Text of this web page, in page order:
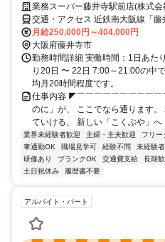
業務スーパー藤井寺駅前店(株式
交通・アクセス 近鉄南大阪線「
月給250,000円～404,000円
大阪府藤井寺市
勤務時間詳細 実働時間：1日あた
り20日 〜 22日 7:00～21:00の中
均月20時間程度です。
仕事内容 ◤￣￣￣￣￣￣￣￣￣￣
のに」が、 ここでなら通ります
ていける、 新しい「こくぶや」へ
業界未経験者歓迎 主婦・主夫歓迎 フリー
車通勤OK
職場見学可 経験不問 未経験
研修あり
ブランクOK 交通費支給 長期
土日祝休み
履歴書不要
アルバイト・パート